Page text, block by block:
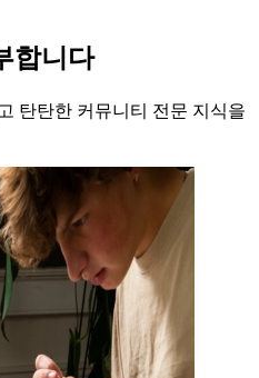
합니다
탄탄한 커뮤니티 전문 지식을